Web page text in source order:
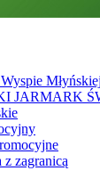
Młyńskiej
JARMARK
z zagranicą